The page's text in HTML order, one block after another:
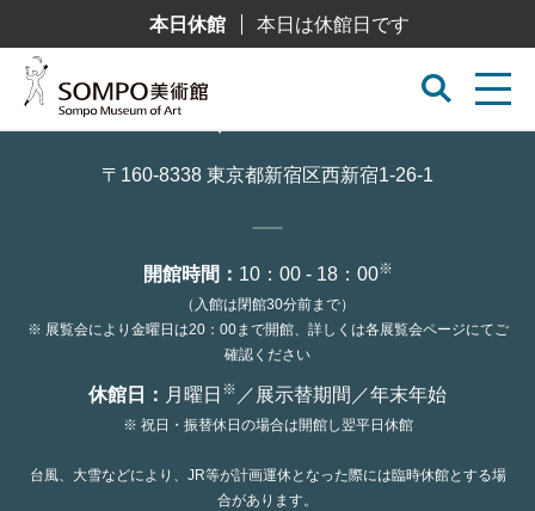
テ
本日休館 本日は休館日です
〒160-8338 東京都新宿区西新宿1-26-1
開館時間： 10：00 - 18：00※
（入館は閉館30分前まで）
※ 展覧会により金曜日は20：00まで開館、詳しくは各展覧会ページにてご
確認ください
休館日： 月曜日 ※ ／展示替期間／年末年始
※ 祝日・振替休日の場合は開館し翌平日休館
台風、大雪などにより、JR等が計画運休となった際には臨時休館とする場
合があります。